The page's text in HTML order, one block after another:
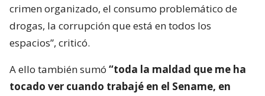
crimen organizado, el consumo problemático de
drogas, la corrupción que está en todos los
espacios”, criticó.
A ello también sumó “toda la maldad que me ha
tocado ver cuando trabajé en el Sename, en